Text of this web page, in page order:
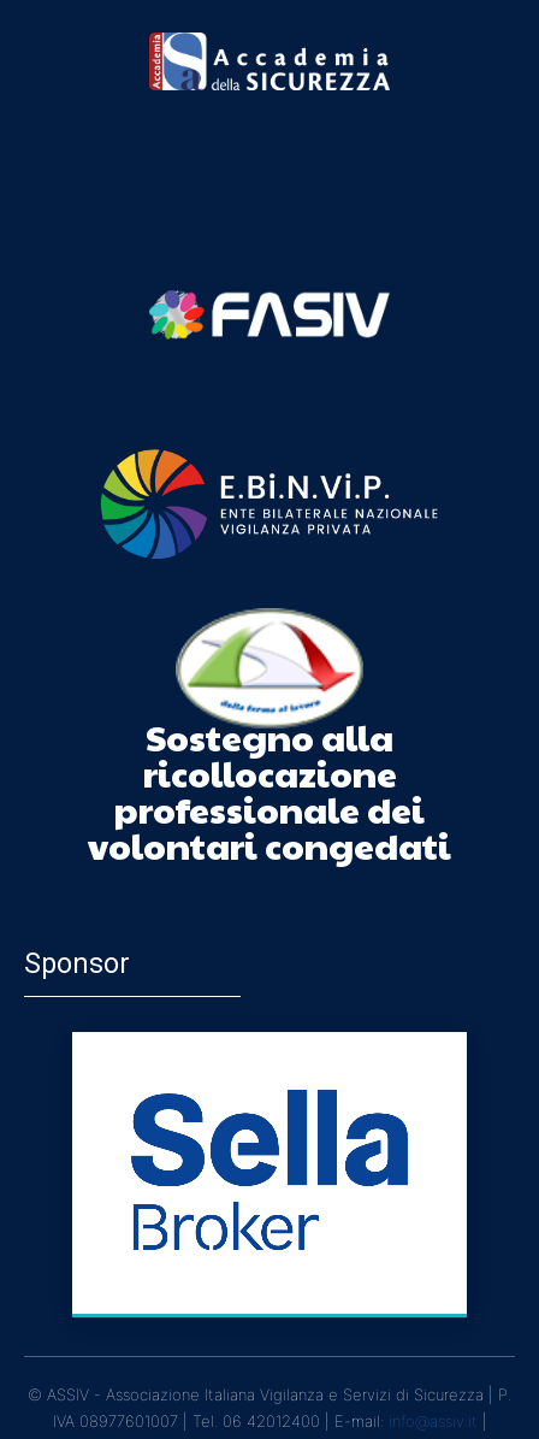
Sostegno alla
ricollocazione
professionale dei
volontari congedati
Sponsor
© ASSIV - Associazione Italiana Vigilanza e Servizi di Sicurezza | P.
IVA 08977601007 | Tel. 06 42012400 | E-mail: info@assiv.it